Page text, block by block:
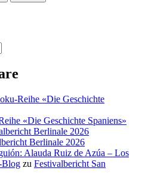
Reihe «Die Geschichte
«Die Geschichte Spaniens»
Berlinale 2026
Berlinale 2026
Alauda Ruiz de Azúa – Los
Blog zu Festivalbericht San